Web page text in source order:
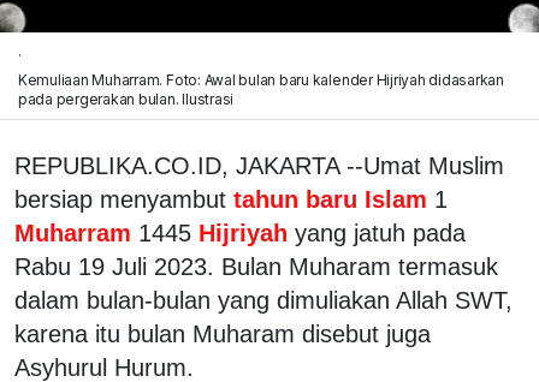
.
Kemuliaan Muharram. Foto: Awal bulan baru kalender Hijriyah didasarkan
pada pergerakan bulan. Ilustrasi
REPUBLIKA.CO.ID, JAKARTA --Umat Muslim
bersiap menyambut tahun baru Islam 1
Muharram 1445 Hijriyah yang jatuh pada
Rabu 19 Juli 2023. Bulan Muharam termasuk
dalam bulan-bulan yang dimuliakan Allah SWT,
karena itu bulan Muharam disebut juga
Asyhurul Hurum.